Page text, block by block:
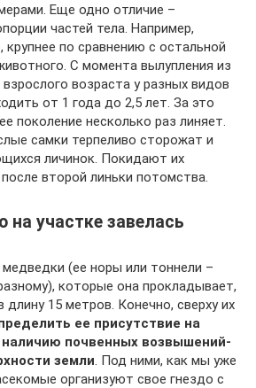
Еще одно отличие –
частей тела. Например,
крупнее по сравнению с остальной
С момента вылупления из
возраста у разных видов
от 1 года до 2,5 лет. За это
поколение несколько раз линяет.
самки терпеливо сторожат и
личинок. Покидают их
второй линьки потомства.
на участке завелась
(ее норы или тоннели –
которые она прокладывает,
15 метров. Конечно, сверху их
ее присутствие на
почвенных возвышений-
земли . Под ними, как мы уже
организуют свое гнездо с